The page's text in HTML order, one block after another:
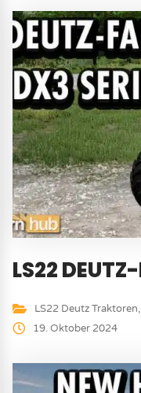
LS22
LS22 Deutz Traktoren,
19. Oktober 2024